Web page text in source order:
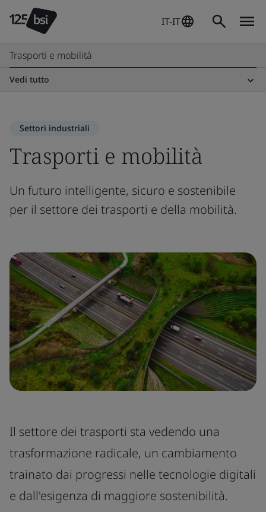
IT-IT
Trasporti e mobilità
Vedi tutto
Settori industriali
Trasporti e mobilità
Un futuro intelligente, sicuro e sostenibile
per il settore dei trasporti e della mobilità.
Il settore dei trasporti sta vedendo una
trasformazione radicale, un cambiamento
trainato dai progressi nelle tecnologie digitali
e dall'esigenza di maggiore sostenibilità.